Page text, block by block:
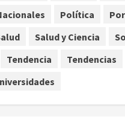
Rolex al equipo de Junior
AICM
Política
Salud y Ciencia
Tendencia
Tendencias